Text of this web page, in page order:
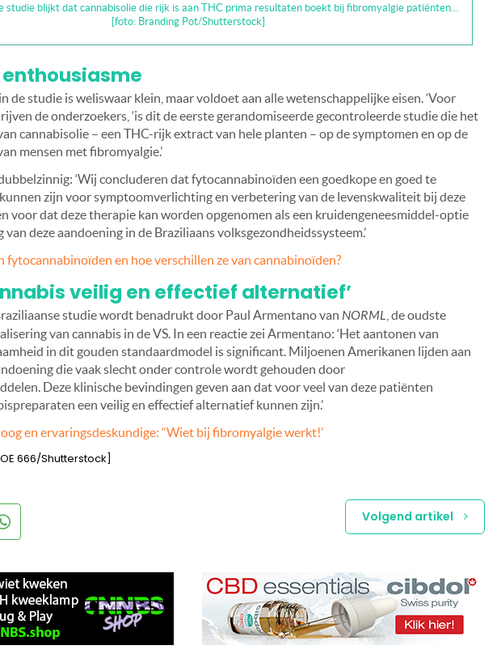
studie blijkt dat cannabisolie die rijk is aan THC prima resultaten boekt bij fibromyalgie patiënten…
[foto: Branding Pot/Shutterstock]
de studie is weliswaar klein, maar voldoet aan alle wetenschappelijke eisen. ‘Voor
de onderzoekers, ‘is dit de eerste gerandomiseerde gecontroleerde studie die het
cannabisolie – een THC-rijk extract van hele planten – op de symptomen en op de
mensen met fibromyalgie.’
‘Wij concluderen dat fytocannabinoïden een goedkope en goed te
zijn voor symptoomverlichting en verbetering van de levenskwaliteit bij deze
voor dat deze therapie kan worden opgenomen als een kruidengeneesmiddel-optie
deze aandoening in de Braziliaans volksgezondheidssysteem.’
fytocannabinoïden en hoe verschillen ze van cannabinoïden?
veilig en effectief alternatief’
studie wordt benadrukt door Paul Armentano van NORML , de oudste
van cannabis in de VS. In een reactie zei Armentano: ‘Het aantonen van
in dit gouden standaardmodel is significant. Miljoenen Amerikanen lijden aan
die vaak slecht onder controle wordt gehouden door
Deze klinische bevindingen geven aan dat voor veel van deze patiënten
een veilig en effectief alternatief kunnen zijn.’
en ervaringsdeskundige: “Wiet bij fibromyalgie werkt!’
666/Shutterstock]
Volgend artikel